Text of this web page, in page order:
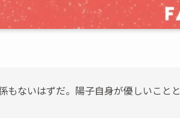
ないはずだ。陽子自身が優しいことと